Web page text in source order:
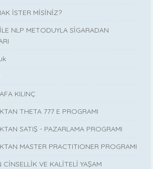
İSTER MİSİNİZ?
NLP METODUYLA SİGARADAN
KILINÇ
THETA 777 E PROGRAMI
SATIŞ - PAZARLAMA PROGRAMI
MASTER PRACTITIONER PROGRAMI
VE KALİTELİ YAŞAM